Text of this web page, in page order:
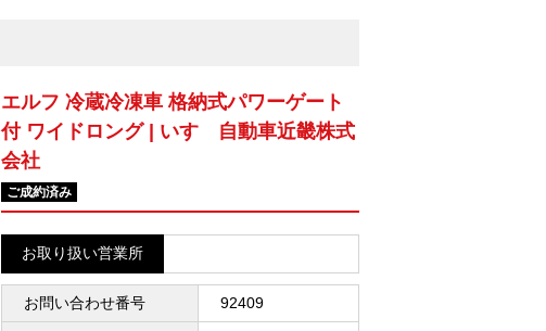
エルフ 冷蔵冷凍車 格納式パワーゲート
付 ワイドロング | いすゞ自動車近畿株式
会社
ご成約済み
お取り扱い営業所
お問い合わせ番号 92409